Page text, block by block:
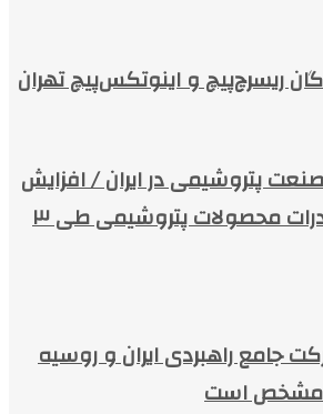
ریسرچ‌پیچ و اینوتکس‌پیچ تهران
پتروشیمی در ایران / افزایش
۴۰ درصدی صادرات محصولات پتروشیمی طی ۳
جامع راهبردی ایران و روسیه
مشخص است